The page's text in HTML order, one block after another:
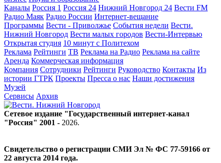
Каналы Россия 1 Россия 24 Нижний Новгород 24 Вести FM
Радио Маяк Радио России Интернет-вещание
Программы Вести - Приволжье События недели Вести.
Нижний Новгород Вести малых городов Вести-Интервью
Открытая студия 10 минут с Политехом
Реклама Рейтинги ТВ Реклама на Радио Реклама на сайте
Аренда Коммерческая информация
Компания Сотрудники Рейтинги Руководство Контакты Из
истории ГТРК Проекты Пресса о нас Наши достижения
Музей
Сервисы Архив
Сетевое издание "Государственный интернет-канал
"Россия" 2001 - 2026.
Свидетельство о регистрации СМИ Эл № ФС 77-59166 от
22 августа 2014 года.